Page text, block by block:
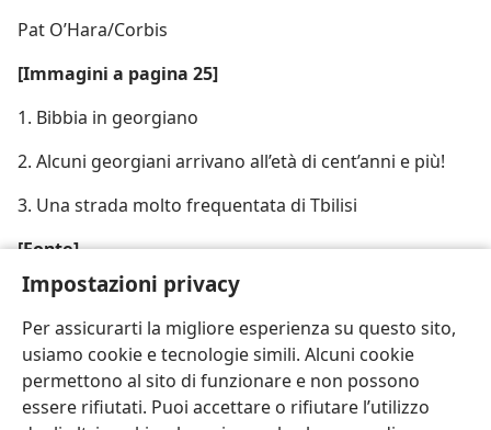
Impostazioni privacy
Per assicurarti la migliore esperienza su questo sito,
usiamo cookie e tecnologie simili. Alcuni cookie
permettono al sito di funzionare e non possono
essere rifiutati. Puoi accettare o rifiutare l’utilizzo
Pat O’Hara/Corbis
[Immagini a pagina 25]
1. Bibbia in georgiano
2. Alcuni georgiani arrivano all’età di cent’anni e più!
3. Una strada molto frequentata di Tbilisi
[Fonte]
Dean Conger/Corbis
Italiano Condividi Impostazioni